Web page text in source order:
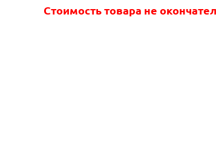
Стоимость товара не